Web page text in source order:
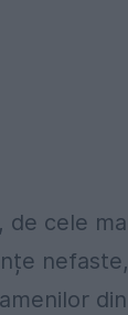
de cele